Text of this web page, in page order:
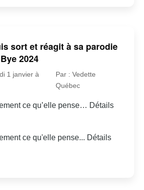
sort et réagit à sa parodie
2024
1 janvier à
Par : Vedette
Québec
ce qu’elle pense… Détails
ce qu'elle pense... Détails